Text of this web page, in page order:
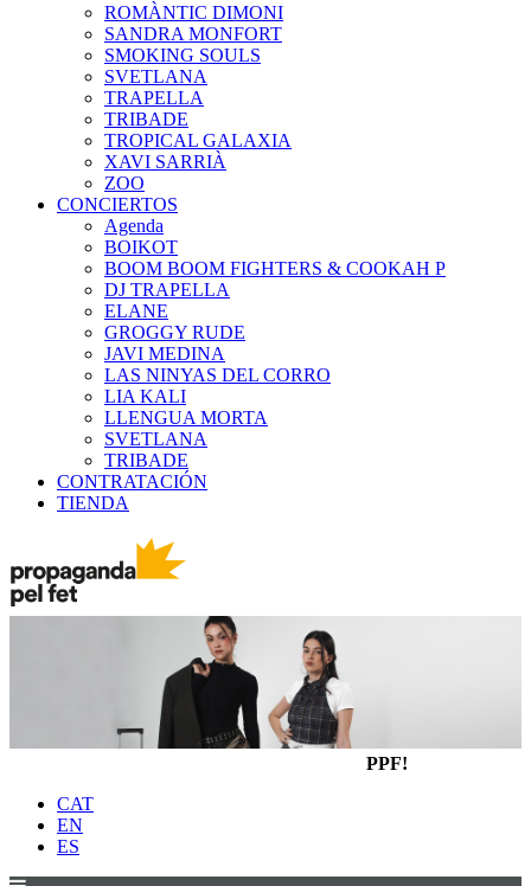
ROMÀNTIC DIMONI
SANDRA MONFORT
SMOKING SOULS
SVETLANA
TRAPELLA
TRIBADE
TROPICAL GALAXIA
XAVI SARRIÀ
ZOO
CONCIERTOS
Agenda
BOIKOT
BOOM BOOM FIGHTERS & COOKAH P
DJ TRAPELLA
ELANE
GROGGY RUDE
JAVI MEDINA
LAS NINYAS DEL CORRO
LIA KALI
LLENGUA MORTA
SVETLANA
TRIBADE
CONTRATACIÓN
TIENDA
PPF!
CAT
EN
ES